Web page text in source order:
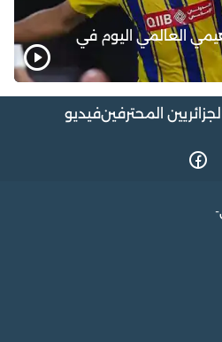
العالمي اليوم في
المحترفينفيديو